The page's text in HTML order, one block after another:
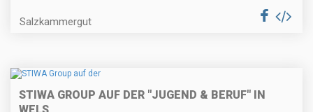
Salzkammergut
STIWA GROUP AUF DER "JUGEND & BERUF" IN